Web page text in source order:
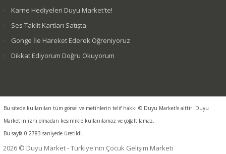
Karne Hediyeleri Duyu Market'te!
Ses Taklit Kartları Satışta
Gonge İle Hareket Ederek Öğreniyoruz
Dikkat Ediyorum Doğru Okuyorum
Bu sitede kullanılan tüm görsel ve metinlerin telif hakkı © Duyu Market'e aittir. Duyu
Market'in izni olmadan kesinlikle kullanılamaz ve çoğaltılamaz.
Bu sayfa 0.2783 saniyede üretildi.
2026 © Duyu Market - Türkiye'nin Çocuk Gelişim Marketi